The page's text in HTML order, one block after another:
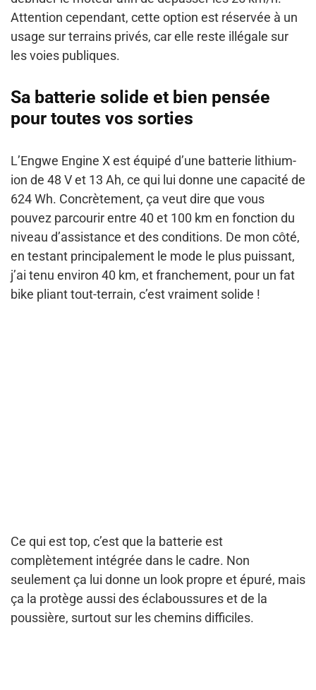
Attention cependant, cette option est réservée à un
usage sur terrains privés, car elle reste illégale sur
les voies publiques.
Sa batterie solide et bien pensée
pour toutes vos sorties
L’Engwe Engine X est équipé d’une batterie lithium-
ion de 48 V et 13 Ah, ce qui lui donne une capacité de
624 Wh. Concrètement, ça veut dire que vous
pouvez parcourir entre 40 et 100 km en fonction du
niveau d’assistance et des conditions. De mon côté,
en testant principalement le mode le plus puissant,
j’ai tenu environ 40 km, et franchement, pour un fat
bike pliant tout-terrain, c’est vraiment solide !
Ce qui est top, c’est que la batterie est
complètement intégrée dans le cadre. Non
seulement ça lui donne un look propre et épuré, mais
ça la protège aussi des éclaboussures et de la
poussière, surtout sur les chemins difficiles.